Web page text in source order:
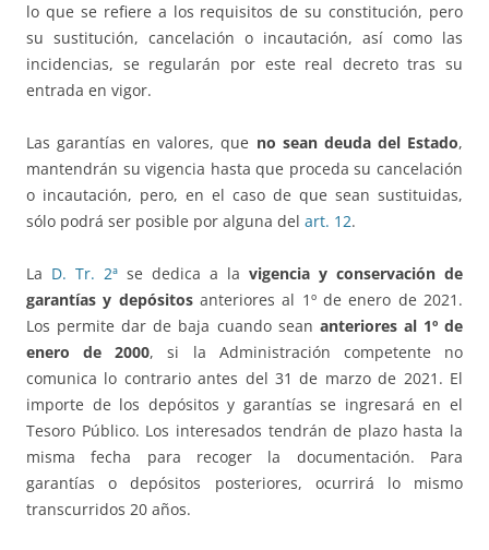
lo que se refiere a los requisitos de su constitución, pero
su sustitución, cancelación o incautación, así como las
incidencias, se regularán por este real decreto tras su
entrada en vigor.
Las garantías en valores, que no sean deuda del Estado,
mantendrán su vigencia hasta que proceda su cancelación
o incautación, pero, en el caso de que sean sustituidas,
sólo podrá ser posible por alguna del art. 12.
La D. Tr. 2ª se dedica a la vigencia y conservación de
garantías y depósitosanteriores al 1º de enero de 2021.
Los permite dar de baja cuando sean anteriores al 1º de
enero de 2000, si la Administración competente no
comunica lo contrario antes del 31 de marzo de 2021. El
importe de los depósitos y garantías se ingresará en el
Tesoro Público. Los interesados tendrán de plazo hasta la
misma fecha para recoger la documentación. Para
garantías o depósitos posteriores, ocurrirá lo mismo
transcurridos 20 años.